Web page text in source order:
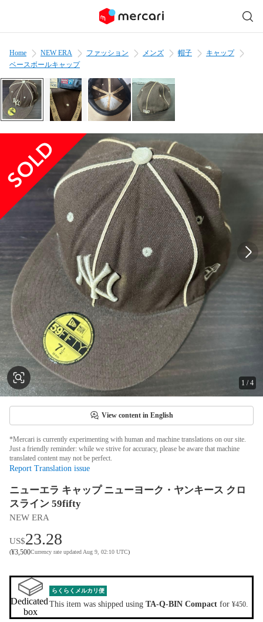
Home NEW ERA ファッション メンズ 帽子
キャップ
ベースボールキャップ
1 /4
View content in English
*Mercari is currently experimenting with human and machine translations on our site.
Just a friendly reminder: while we strive for accuracy, please be aware that machine
translated content may not be perfect.
Report Translation issue
ニューエラ キャップ ニューヨーク・ヤンキース クロ
スライン 59fifty
NEW ERA
US$23.28
(¥3,500Currency rate updated Aug 9, 02:10 UTC)
Dedicated
box
らくらくメルカリ便
This item was shipped using TA-Q-BIN Compact for ¥450.